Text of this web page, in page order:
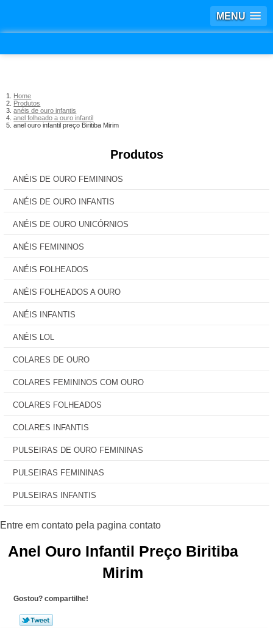
MENU
Home
Produtos
anéis de ouro infantis
anel folheado a ouro infantil
anel ouro infantil preço Biritiba Mirim
Produtos
ANÉIS DE OURO FEMININOS
ANÉIS DE OURO INFANTIS
ANÉIS DE OURO UNICÓRNIOS
ANÉIS FEMININOS
ANÉIS FOLHEADOS
ANÉIS FOLHEADOS A OURO
ANÉIS INFANTIS
ANÉIS LOL
COLARES DE OURO
COLARES FEMININOS COM OURO
COLARES FOLHEADOS
COLARES INFANTIS
PULSEIRAS DE OURO FEMININAS
PULSEIRAS FEMININAS
PULSEIRAS INFANTIS
Anel Ouro Infantil Preço Biritiba
Mirim
Gostou? compartilhe!